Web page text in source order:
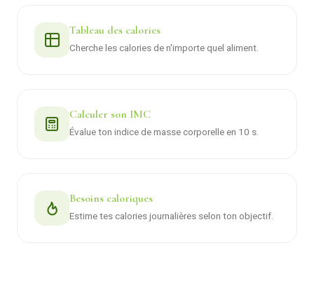
Tableau des calories
Cherche les calories de n'importe quel aliment.
Calculer son IMC
Évalue ton indice de masse corporelle en 10 s.
Besoins caloriques
Estime tes calories journalières selon ton objectif.